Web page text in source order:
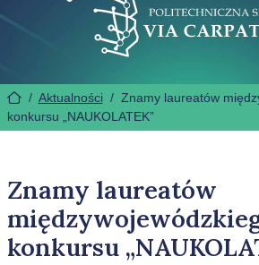
/ Aktualności/ Znamy laureatów
konkursu „NAUKOLATEK”
Znamy laureatów
konkursu